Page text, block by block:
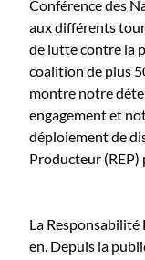
Conférence des
aux différents
de lutte contre la
coalition de plus
montre notre
engagement et
déploiement de
Producteur (REP)
La Responsabilité
en. Depuis la